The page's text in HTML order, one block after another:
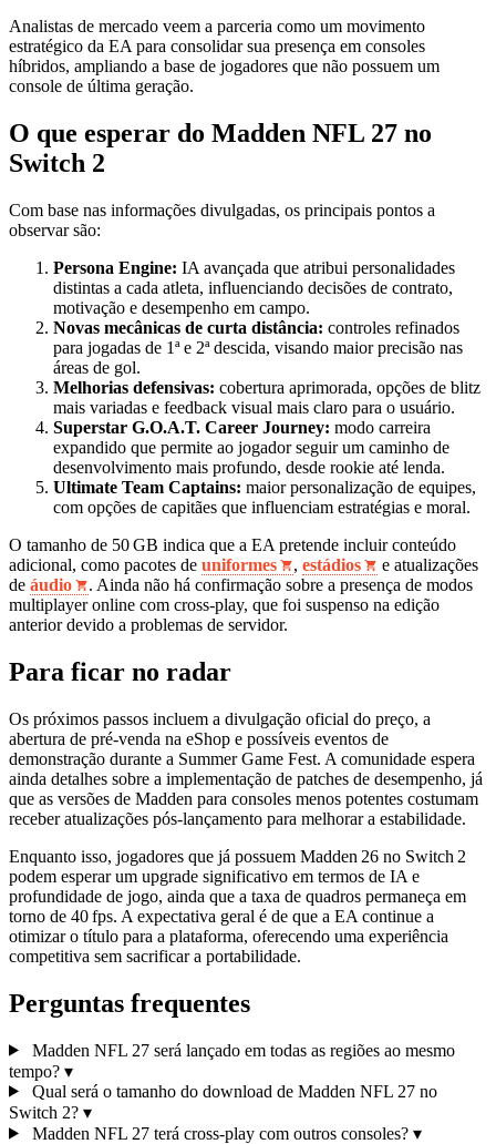
Analistas de mercado veem a parceria como um movimento
estratégico da EA para consolidar sua presença em consoles
híbridos, ampliando a base de jogadores que não possuem um
console de última geração.
O que esperar do Madden NFL 27 no
Switch 2
Com base nas informações divulgadas, os principais pontos a
observar são:
Persona Engine: IA avançada que atribui personalidades
distintas a cada atleta, influenciando decisões de contrato,
motivação e desempenho em campo.
Novas mecânicas de curta distância: controles refinados
para jogadas de 1ª e 2ª descida, visando maior precisão nas
áreas de gol.
Melhorias defensivas: cobertura aprimorada, opções de blitz
mais variadas e feedback visual mais claro para o usuário.
Superstar G.O.A.T. Career Journey: modo carreira
expandido que permite ao jogador seguir um caminho de
desenvolvimento mais profundo, desde rookie até lenda.
Ultimate Team Captains: maior personalização de equipes,
com opções de capitães que influenciam estratégias e moral.
O tamanho de 50 GB indica que a EA pretende incluir conteúdo
adicional, como pacotes de uniformes , estádios
e atualizações
de áudio
. Ainda não há confirmação sobre a presença de modos
multiplayer online com cross‑play, que foi suspenso na edição
anterior devido a problemas de servidor.
Para ficar no radar
Os próximos passos incluem a divulgação oficial do preço, a
abertura de pré‑venda na eShop e possíveis eventos de
demonstração durante a Summer Game Fest. A comunidade espera
ainda detalhes sobre a implementação de patches de desempenho, já
que as versões de Madden para consoles menos potentes costumam
receber atualizações pós‑lançamento para melhorar a estabilidade.
Enquanto isso, jogadores que já possuem Madden 26 no Switch 2
podem esperar um upgrade significativo em termos de IA e
profundidade de jogo, ainda que a taxa de quadros permaneça em
torno de 40 fps. A expectativa geral é de que a EA continue a
otimizar o título para a plataforma, oferecendo uma experiência
competitiva sem sacrificar a portabilidade.
Perguntas frequentes
Madden NFL 27 será lançado em todas as regiões ao mesmo
tempo? ▾
Qual será o tamanho do download de Madden NFL 27 no
Switch 2? ▾
Madden NFL 27 terá cross‑play com outros consoles? ▾